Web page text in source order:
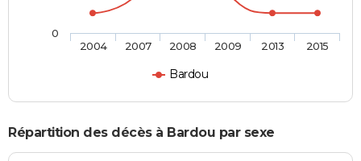
Bardou
2004 2007 2008 2009 2013 2015
0
Répartition des décès à Bardou par sexe